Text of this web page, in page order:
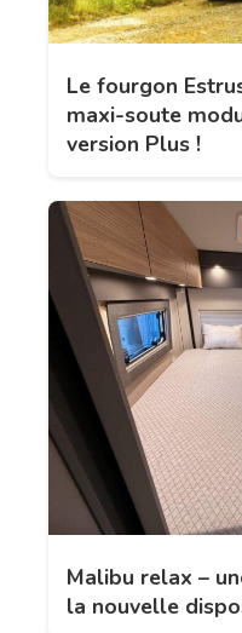
Le fourgon
maxi-soute
version Plus !
Malibu relax –
la nouvelle